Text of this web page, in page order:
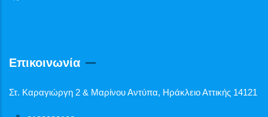
Επικοινωνία
Στ. Καραγιώργη 2 & Μαρίνου Αντύπα, Ηράκλειο Αττικής 14121